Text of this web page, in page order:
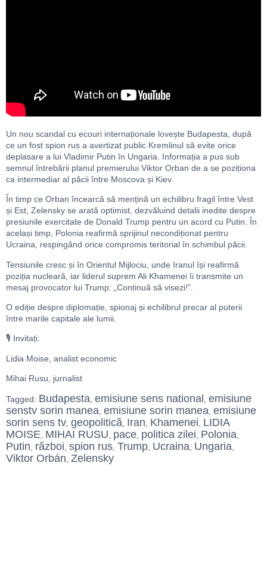
Un nou scandal cu ecouri internaționale lovește Budapesta, după
ce un fost spion rus a avertizat public Kremlinul să evite orice
deplasare a lui Vladimir Putin în Ungaria. Informația a pus sub
semnul întrebării planul premierului Viktor Orban de a se poziționa
ca intermediar al păcii între Moscova și Kiev.
În timp ce Orban încearcă să mențină un echilibru fragil între Vest
și Est, Zelensky se arată optimist, dezvăluind detalii inedite despre
presiunile exercitate de Donald Trump pentru un acord cu Putin. În
același timp, Polonia reafirmă sprijinul necondiționat pentru
Ucraina, respingând orice compromis teritorial în schimbul păcii.
Tensiunile cresc și în Orientul Mijlociu, unde Iranul își reafirmă
poziția nucleară, iar liderul suprem Ali Khamenei îi transmite un
mesaj provocator lui Trump: „Continuă să visezi!”.
O ediție despre diplomație, spionaj și echilibrul precar al puterii
între marile capitale ale lumii.
🎙️ Invitați:
Lidia Moise, analist economic
Mihai Rusu, jurnalist
Tagged: Budapesta emisiune sens national emisiune
senstv sorin manea emisiune sorin manea emisiune
sorin sens tv geopolitică Iran Khamenei LIDIA
MOISE MIHAI RUSU pace politica zilei Polonia
Putin război spion rus Trump Ucraina Ungaria
Viktor Orbán Zelensky